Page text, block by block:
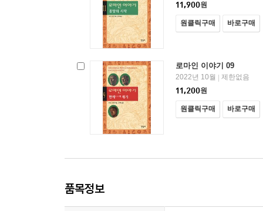
11,900원
원클릭구매 바로구매
로마인 이야기 09
2022년 10월
제한없음
11,200원
원클릭구매 바로구매
품목정보